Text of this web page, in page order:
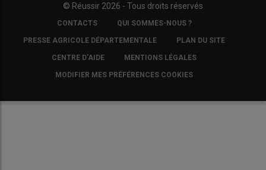
© Réussir 2026 - Tous droits réservés
COPYRIGHTCONTACTS QUI SOMMES-NOUS ?
PRESSE AGRICOLE DÉPARTEMENTALE PLAN DU SITE
CENTRE D'AIDE MENTIONS LÉGALES
MODIFIER MES PRÉFÉRENCES COOKIES